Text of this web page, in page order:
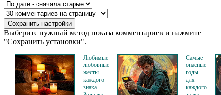
Выберите нужный метод показа комментариев и нажмите
"Сохранить установки".
Любимые
любовные
жесты
каждого
знака
Самые
опасные
годы
для
каждого